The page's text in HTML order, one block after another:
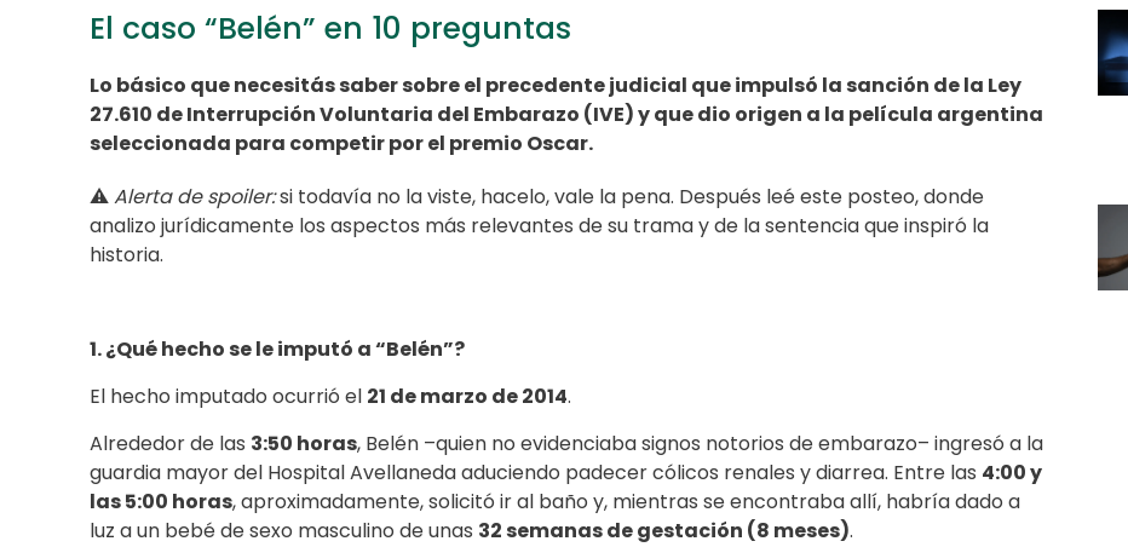
El caso “Belén” en 10 preguntas
Lo básico que necesitás saber sobre el precedente judicial que impulsó la sanción de la Ley
27.610 de Interrupción Voluntaria del Embarazo (IVE) y que dio origen a la película argentina
seleccionada para competir por el premio Oscar.
⚠️Alerta de spoiler:si todavía no la viste, hacelo, vale la pena. Después leé este posteo, donde
analizo jurídicamente los aspectos más relevantes de su trama y de la sentencia que inspiró la
historia.
1. ¿Qué hecho se le imputó a “Belén”?
El hecho imputado ocurrió el 21 de marzo de 2014.
Alrededor de las 3:50 horas, Belén –quien no evidenciaba signos notorios de embarazo– ingresó a la
guardia mayor del Hospital Avellaneda aduciendo padecer cólicos renales y diarrea. Entre las 4:00 y
las 5:00 horas, aproximadamente, solicitó ir al baño y, mientras se encontraba allí, habría dado a
luz a un bebé de sexo masculino de unas 32 semanas de gestación (8 meses).